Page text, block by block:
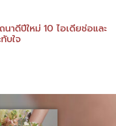
าดีปีใหม่ 10 ไอเดียช่อและ
บใจ